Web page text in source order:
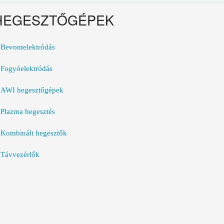
Bevontelektródás
Fogyóelektródás
AWI hegesztőgépek
Plazma hegesztés
Kombinált hegesztők
Távvezérlők